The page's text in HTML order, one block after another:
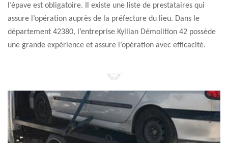
l’épave est obligatoire. Il existe une liste de prestataires qui
assure l’opération auprès de la préfecture du lieu. Dans le
département 42380, l’entreprise Kyllian Démolition 42 possède
une grande expérience et assure l’opération avec efficacité.